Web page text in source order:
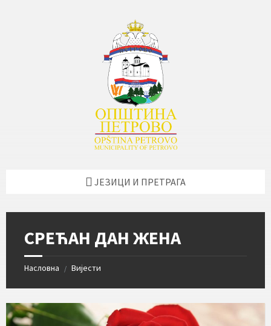
ЈЕЗИЦИ И ПРЕТРАГА
СРЕЋАН ДАН ЖЕНА
Насловна / Вијести